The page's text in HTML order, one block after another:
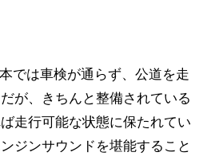
では車検が通らず、公道を走
が、きちんと整備されている
走行可能な状態に保たれてい
ジンサウンドを堪能すること